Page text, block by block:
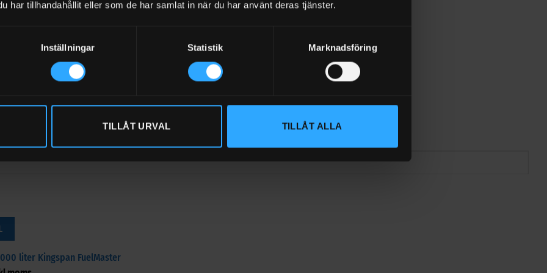
har tillhandahållit eller som de har samlat in när du har använt deras tjänster.
Inställningar Statistik Marknadsföring
TILLÅT URVAL TILLÅT ALLA
liter Kingspan FuelMaster
Art.nr: 0013020
liter Kingspan FuelMaster